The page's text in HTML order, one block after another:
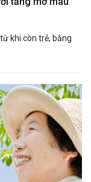
khi còn trẻ, bằng